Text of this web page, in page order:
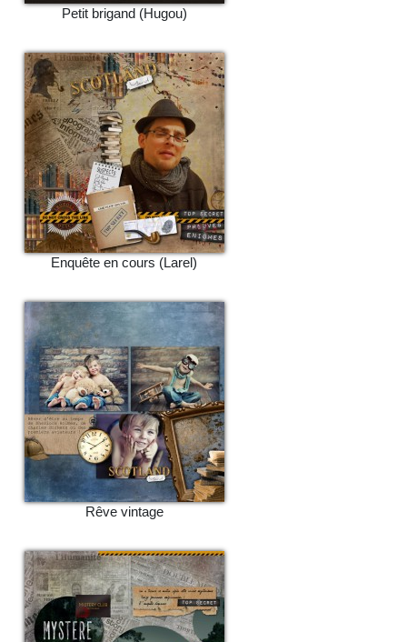
Petit brigand (Hugou)
Enquête en cours (Larel)
Rêve vintage